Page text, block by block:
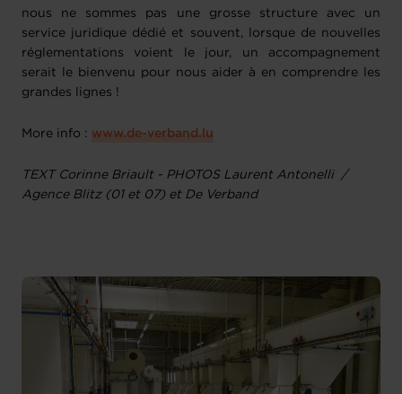
nous ne sommes pas une grosse structure avec un
service juridique dédié et souvent, lorsque de nouvelles
réglementations voient le jour, un accompagnement
serait le bienvenu pour nous aider à en comprendre les
grandes lignes !
More info : www.de-verband.lu
TEXT Corinne Briault - PHOTOS Laurent Antonelli /
Agence Blitz (01 et 07) et De Verband